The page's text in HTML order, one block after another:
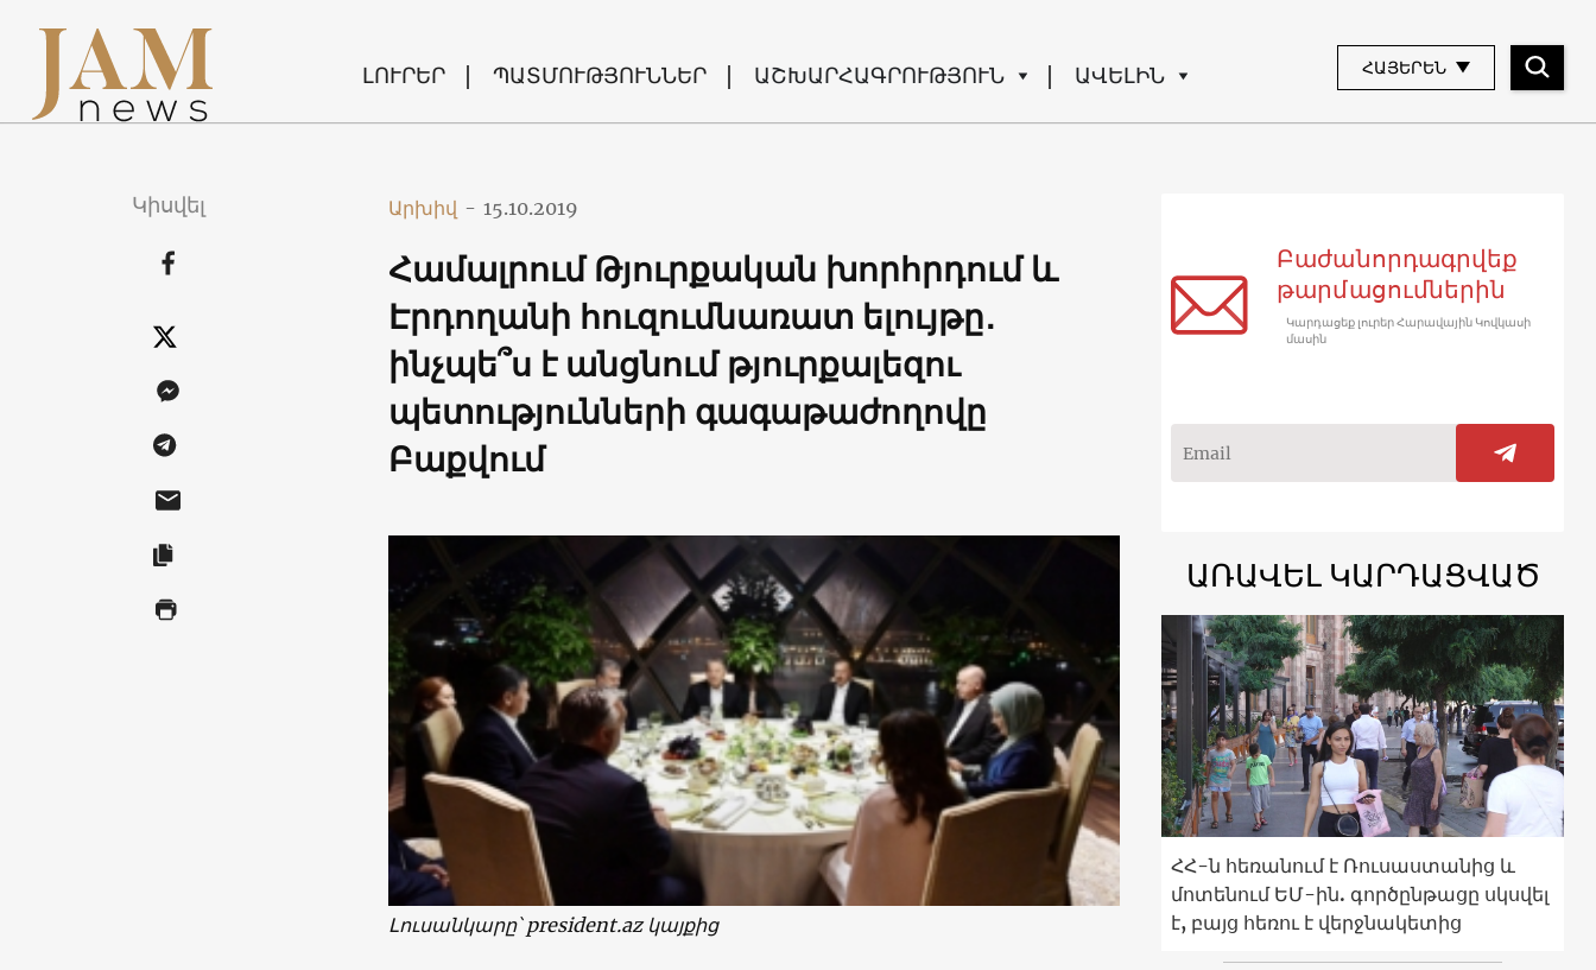
ԼՈՒՐԵՐ ՊԱՏՄՈՒԹՅՈՒՆՆԵՐ ԱՇԽԱՐՀԱԳՐՈՒԹՅՈՒՆ ԱՎԵԼԻՆ ՀԱՅԵՐԵՆ
Կիսվել Արխիվ - 15.10.2019
Համալրում Թյուրքական խորհրդում և
Էրդողանի հուզումնառատ ելույթը․
ինչպե՞ս է անցնում թյուրքալեզու
պետությունների գագաթաժողովը
Բաքվում
Լուսանկարը՝ president.az կայքից
Բաժանորդագրվեք
թարմացումներին
Կարդացեք լուրեր Հարավային Կովկասի
մասին
ԱՌԱՎԵԼ ԿԱՐԴԱՑՎԱԾ
ՀՀ-ն հեռանում է Ռուսաստանից և
մոտենում ԵՄ-ին. գործընթացը սկսվել
է, բայց հեռու է վերջնակետից